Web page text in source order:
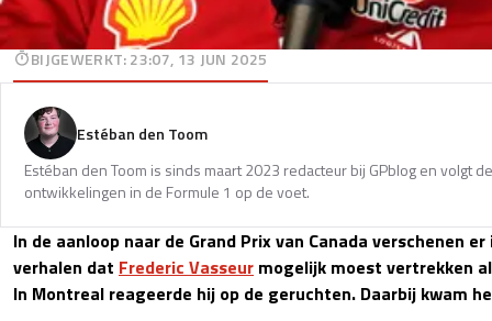
BIJGEWERKT:23:07, 13 JUN 2025
Estéban den Toom
Estéban den Toom is sinds maart 2023 redacteur bij GPblog en volgt
ontwikkelingen in de Formule 1 op de voet.
In de aanloop naar de Grand Prix van Canada verschenen
verhalen dat Frederic Vasseur mogelijk moest vertrekken
In Montreal reageerde hij op de geruchten. Daarbij kwam